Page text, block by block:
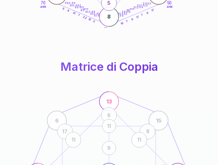
50
anni
60
70
anni
51-52,5
52,5-53,5
53,5-54
56-57,5
57,5-58,5
58,5-59
61-62,5
62,5-63,5
63,5-64
66-67,5
67,5-68,5
68,5-69
17
8
7
17
6
7
15
5
15
22
7
13
6
5
8
5
55anni
65anni
Matrice di Coppia
13
6 15
6
11
9
17
11
8
11